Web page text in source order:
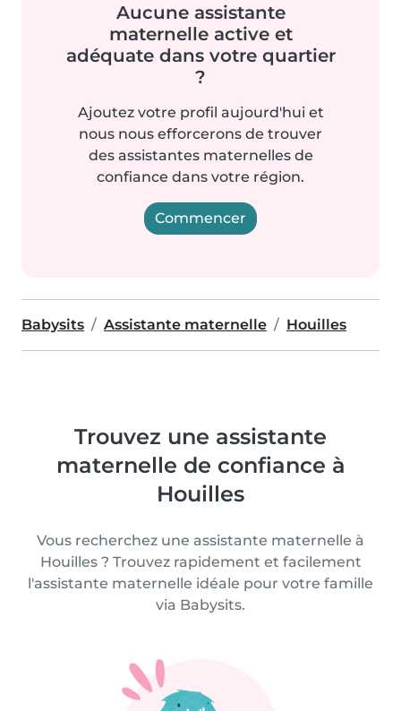
Aucune assistante
maternelle active et
adéquate dans votre quartier
?
Ajoutez votre profil aujourd'hui et
nous nous efforcerons de trouver
des assistantes maternelles de
confiance dans votre région.
Commencer
Babysits Assistante maternelle Houilles
Trouvez une assistante
maternelle de confiance à
Houilles
Vous recherchez une assistante maternelle à
Houilles ? Trouvez rapidement et facilement
l'assistante maternelle idéale pour votre famille
via Babysits.